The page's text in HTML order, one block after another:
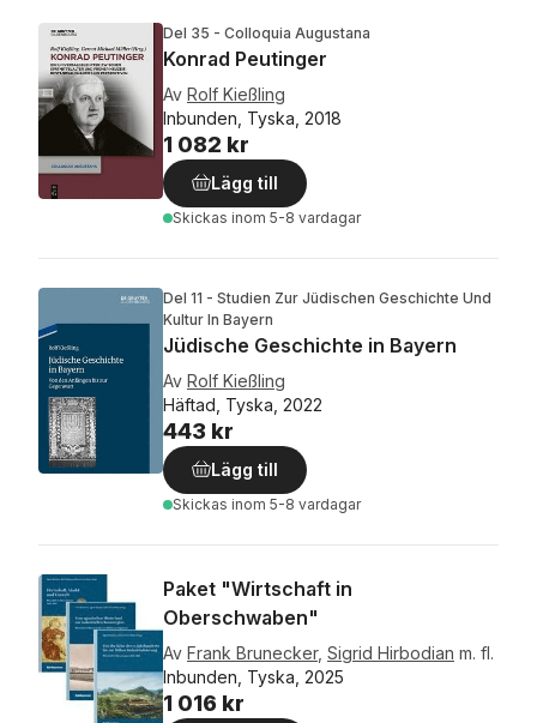
Del 35 - Colloquia Augustana
Konrad Peutinger
Av Rolf Kießling
Inbunden, Tyska, 2018
1 082 kr
Lägg till
Skickas inom 5-8 vardagar
Del 11 - Studien Zur Jüdischen Geschichte Und
Kultur In Bayern
Jüdische Geschichte in Bayern
Av Rolf Kießling
Häftad, Tyska, 2022
443 kr
Lägg till
Skickas inom 5-8 vardagar
Paket "Wirtschaft in
Oberschwaben"
Av Frank Brunecker, Sigrid Hirbodian m. fl.
Inbunden, Tyska, 2025
1 016 kr